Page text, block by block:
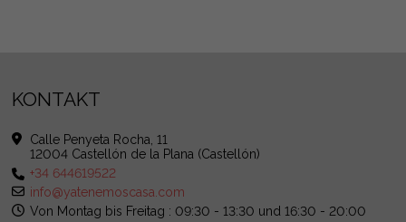
KONTAKT
Calle Penyeta Rocha, 11
12004 Castellón de la Plana (Castellón)
+34 644619522
info@yatenemoscasa.com
Von Montag bis Freitag : 09:30 - 13:30 und 16:30 - 20:00